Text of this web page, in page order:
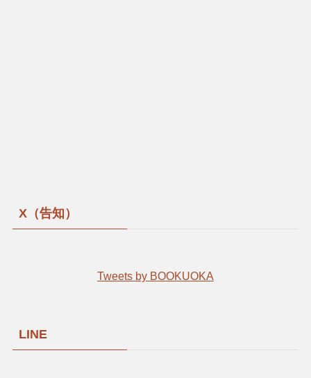
X（告知）
Tweets by BOOKUOKA
LINE